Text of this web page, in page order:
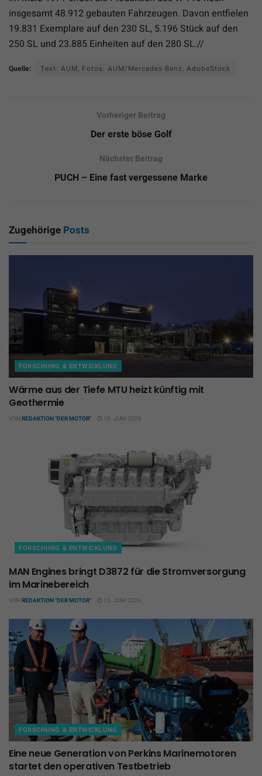
insgesamt 48.912 gebauten Fahrzeugen. Davon entfielen
19.831 Exemplare auf den 230 SL, 5.196 Stück auf den
250 SL und 23.885 Einheiten auf den 280 SL.//
Quelle: Text: AUM, Fotos: AUM/Mercedes-Benz, AdobeStock
Vorheriger Beitrag
Der erste böse Golf
Nächster Beitrag
PUCH – Eine fast vergessene Marke
Zugehörige Posts
FORSCHUNG & ENTWICKLUNG
Wärme aus der Tiefe MTU heizt künftig mit
Geothermie
VON REDAKTION "DER MOTOR" 18. JUNI 2026
FORSCHUNG & ENTWICKLUNG
MAN Engines bringt D3872 für die Stromversorgung
im Marinebereich
VON REDAKTION "DER MOTOR" 15. JUNI 2026
FORSCHUNG & ENTWICKLUNG
Eine neue Generation von Perkins Marinemotoren
startet den operativen Testbetrieb